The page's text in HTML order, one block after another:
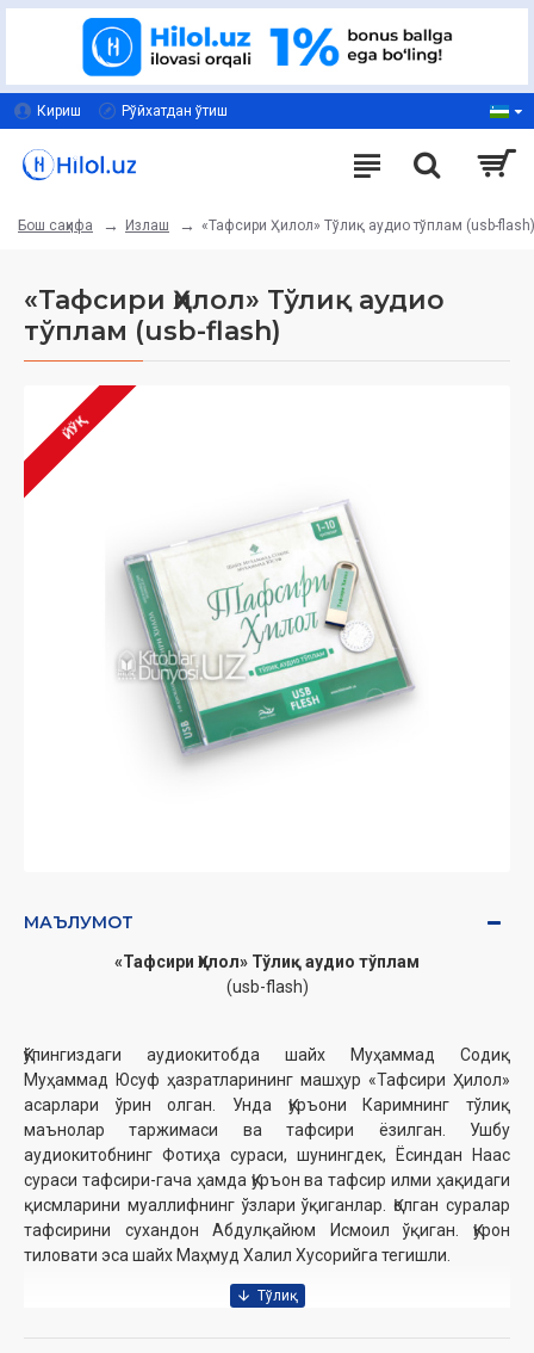
Кириш Рўйхатдан ўтиш
Бош саҳифа Излаш «Тафсири Ҳилол» Тўлиқ аудио тўплам (usb-flash)
«Тафсири Ҳилол» Тўлиқ аудио
тўплам (usb-flash)
ЙЎҚ
МАЪЛУМОТ
«Тафсири Ҳилол» Тўлиқ аудио тўплам
(usb-flash)
Қўлингиздаги аудиокитобда шайх Муҳаммад Содиқ
Муҳаммад Юсуф ҳазратларининг машҳур «Тафсири Ҳилол»
асарлари ўрин олган. Унда Қуръони Каримнинг тўлиқ
маънолар таржимаси ва тафсири ёзилган. Ушбу
аудиокитобнинг Фотиҳа сураси, шунингдек, Ёсиндан Наас
сураси тафсири-гача ҳамда Қуръон ва тафсир илми ҳақидаги
қисмларини муаллифнинг ўзлари ўқиганлар. Қолган суралар
тафсирини сухандон Абдулқайюм Исмоил ўқиган. Қурон
тиловати эса шайх Маҳмуд Халил Хусорийга тегишли.